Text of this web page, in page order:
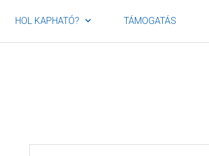
HOL KAPHATÓ? TÁMOGATÁS